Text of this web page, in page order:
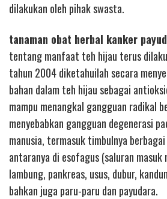
dilakukan oleh pihak swasta.
tanaman obat herbal kanker
tentang manfaat teh hijau terus
tahun 2004 diketahuilah secara
bahan dalam teh hijau sebagai
mampu menangkal gangguan radikal
menyebabkan gangguan degenerasi
manusia, termasuk timbulnya
antaranya di esofagus (saluran masuk
lambung, pankreas, usus, dubur,
bahkan juga paru-paru dan payudara.